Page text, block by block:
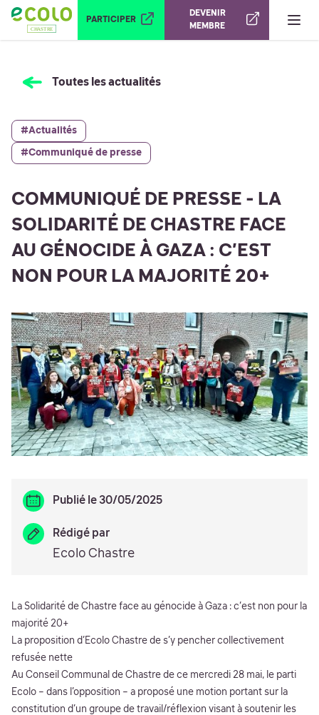
PARTICIPER
DEVENIR
MEMBRE
Ouvrir le menu
Toutes les actualités
#Actualités
#Communiqué de presse
COMMUNIQUÉ DE PRESSE - LA
SOLIDARITÉ DE CHASTRE FACE
AU GÉNOCIDE À GAZA : C’EST
NON POUR LA MAJORITÉ 20+
Publié le 30/05/2025
Rédigé par
Ecolo Chastre
La Solidarité de Chastre face au génocide à Gaza : c’est non pour la
majorité 20+
La proposition d’Ecolo Chastre de s’y pencher collectivement
refusée nette
Au Conseil Communal de Chastre de ce mercredi 28 mai, le parti
Ecolo – dans l’opposition – a proposé une motion portant sur la
constitution d’un groupe de travail/réflexion visant à soutenir les